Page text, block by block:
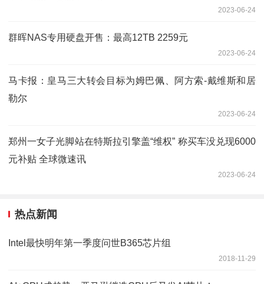
2023-06-24
群晖NAS专用硬盘开售：最高12TB 2259元
2023-06-24
马卡报：皇马三大转会目标为姆巴佩、阿方索-戴维斯和居
勒尔
2023-06-24
郑州一女子光脚站在特斯拉引擎盖“维权” 称买车没兑现6000
元补贴 全球微速讯
2023-06-24
热点新闻
Intel最快明年第一季度问世B365芯片组
2018-11-29